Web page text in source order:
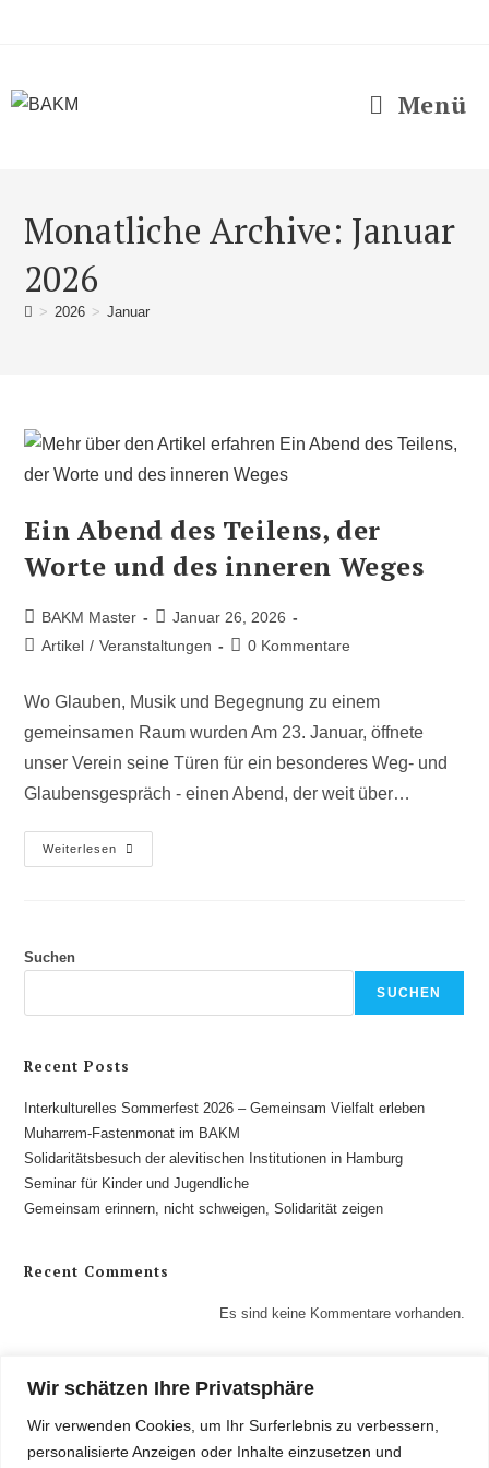
Wir schätzen Ihre Privatsphäre
Wir verwenden Cookies, um Ihr Surferlebnis zu verbessern,
personalisierte Anzeigen oder Inhalte einzusetzen und
Menü
Monatliche Archive: Januar
2026
> 2026 > Januar
Ein Abend des Teilens, der
Worte und des inneren Weges
BAKM Master
Januar 26, 2026
Artikel / Veranstaltungen 0 Kommentare
Wo Glauben, Musik und Begegnung zu einem
gemeinsamen Raum wurden Am 23. Januar, öffnete
unser Verein seine Türen für ein besonderes Weg- und
Glaubensgespräch - einen Abend, der weit über…
Weiterlesen
Suchen
SUCHEN
Recent Posts
Interkulturelles Sommerfest 2026 – Gemeinsam Vielfalt erleben
Muharrem-Fastenmonat im BAKM
Solidaritätsbesuch der alevitischen Institutionen in Hamburg
Seminar für Kinder und Jugendliche
Gemeinsam erinnern, nicht schweigen, Solidarität zeigen
Recent Comments
Es sind keine Kommentare vorhanden.